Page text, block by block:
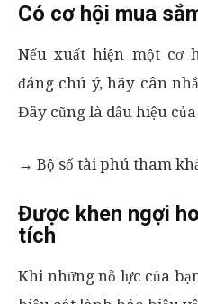
Có cơ hội mua
Nếu xuất hiện một cơ
đáng chú ý, hãy cân
Đây cũng là dấu hiệu
→ Bộ số tài phú tham
Được khen ngợi
tích
Khi những nỗ lực của